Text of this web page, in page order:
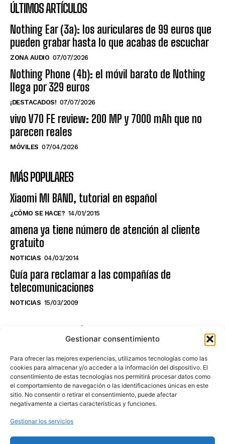
Gestionar consentimiento
Para ofrecer las mejores experiencias, utilizamos tecnologías como las
cookies para almacenar y/o acceder a la información del dispositivo. El
consentimiento de estas tecnologías nos permitirá procesar datos como
el comportamiento de navegación o las identificaciones únicas en este
sitio. No consentir o retirar el consentimiento, puede afectar
negativamente a ciertas características y funciones.
Gestionar los servicios
ÚLTIMOS ARTÍCULOS
Nothing Ear (3a): los auriculares de 99 euros que
pueden grabar hasta lo que acabas de escuchar
ZONA AUDIO 07/07/2026
Nothing Phone (4b): el móvil barato de Nothing
llega por 329 euros
¡DESTACADOS! 07/07/2026
vivo V70 FE review: 200 MP y 7000 mAh que no
parecen reales
MÓVILES 07/04/2026
MÁS POPULARES
Xiaomi MI BAND, tutorial en español
¿CÓMO SE HACE? 14/01/2015
amena ya tiene número de atención al cliente
gratuito
NOTICIAS 04/03/2014
Guía para reclamar a las compañías de
telecomunicaciones
NOTICIAS 15/03/2009
NO TE PIERDAS LO ÚLTIMO DEL CANAL
Haz clic en «Estoy de acuerdo» para
activar Youtube
POLÍTICA DE COOKIES